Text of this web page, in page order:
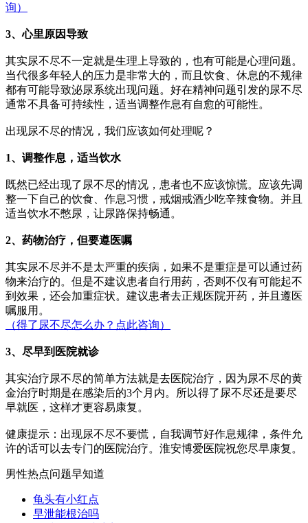
询）
3、心里原因导致
其实尿不尽不一定就是生理上导致的，也有可能是心理问题。
当代很多年轻人的压力是非常大的，而且饮食、休息的不规律
都有可能导致泌尿系统出现问题。好在精神问题引发的尿不尽
通常不具备可持续性，适当调整作息有自愈的可能性。
出现尿不尽的情况，我们应该如何处理呢？
1、调整作息，适当饮水
既然已经出现了尿不尽的情况，患者也不应该惊慌。应该先调
整一下自己的饮食、作息习惯，戒烟戒酒少吃辛辣食物。并且
适当饮水不憋尿，让尿路保持畅通。
2、药物治疗，但要遵医嘱
其实尿不尽并不是太严重的疾病，如果不是重症是可以通过药
物来治疗的。但是不建议患者自行用药，否则不仅有可能起不
到效果，还会加重症状。建议患者去正规医院开药，并且遵医
嘱服用。
（得了尿不尽怎么办？点此咨询）
3、尽早到医院就诊
其实治疗尿不尽的简单方法就是去医院治疗，因为尿不尽的黄
金治疗时期是在感染后的3个月内。所以得了尿不尽还是要尽
早就医，这样才更容易康复。
健康提示： 出现尿不尽不要慌，自我调节好作息规律，条件允
许的话可以去专门的医院治疗。淮安博爱医院祝您尽早康复。
男性热点问题早知道
龟头有小红点
早泄能根治吗